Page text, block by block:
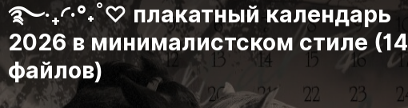
࿐‧₊◜·°˖˚♡ плакатный календарь
2026 в минималистском стиле (14
файлов)